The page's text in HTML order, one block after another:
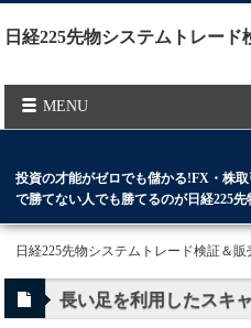
日経225先物システムトレード
MENU
投資の才能がゼロでも儲かる!FX・株
で勝てない人でも勝てるのが日経225先
日経225先物システムトレード検証＆販
長い足を利用したスキ